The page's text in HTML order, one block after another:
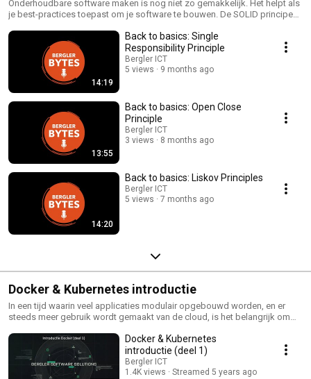
Onderhoudbare software maken is nog niet zo gemakkelijk. Het helpt als
je best-practices toepast om je software te bouwen. De SOLID principes
14:19
Back to basics: Single
Responsibility Principle
Bergler ICT
5 views
9 months ago
13:55
Back to basics: Open Close
Principle
Bergler ICT
3 views
8 months ago
14:20
Back to basics: Liskov Principles
Bergler ICT
5 views
7 months ago
Docker & Kubernetes introductie
In een tijd waarin veel applicaties modulair opgebouwd worden, en er
steeds meer gebruik wordt gemaakt van de cloud, is het belangrijk om
ontwikkeld kan worden. Werken met containers is daarbij een belangrijke
tool in onze gereedschapskist. Tijdens dit online webinar gaan we in op
de mogelijkheden van Docker en Kubernetes om een robuuste modulaire
applicatie in de cloud op te zetten.
Docker & Kubernetes
introductie (deel 1)
Bergler ICT
1.4K views
Streamed 5 years ago